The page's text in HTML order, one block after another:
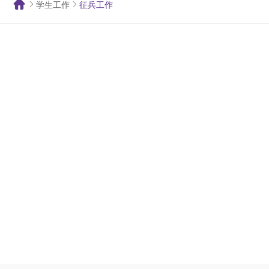
学生工作 征兵工作